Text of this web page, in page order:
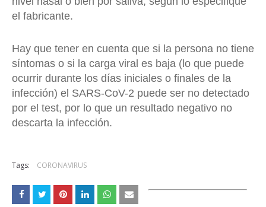
el fabricante.
Hay que tener en cuenta que si la persona no tiene
síntomas o si la carga viral es baja (lo que puede
ocurrir durante los días iniciales o finales de la
infección) el SARS-CoV-2 puede ser no detectado
por el test, por lo que un resultado negativo no
descarta la infección.
Tags: CORONAVIRUS